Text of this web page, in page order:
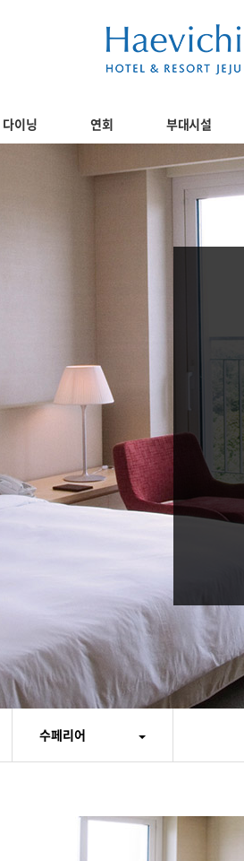
다이닝 연회 부대시설
수페리어